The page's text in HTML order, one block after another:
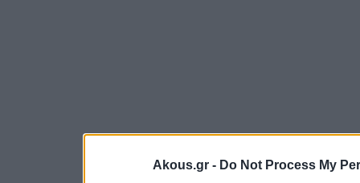
Akous.gr - Do Not Process My